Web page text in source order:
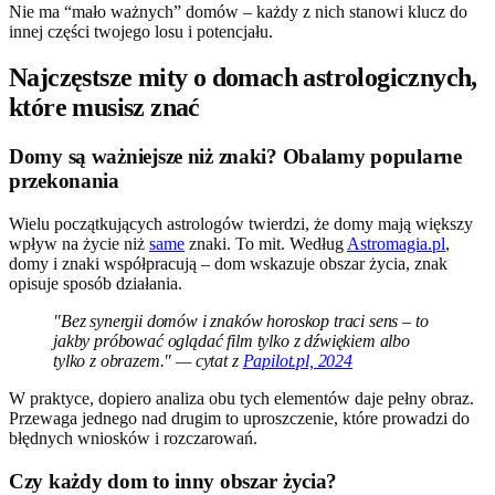
Nie ma “mało ważnych” domów – każdy z nich stanowi klucz do
innej części twojego losu i potencjału.
Najczęstsze mity o domach astrologicznych,
które musisz znać
Domy są ważniejsze niż znaki? Obalamy popularne
przekonania
Wielu początkujących astrologów twierdzi, że domy mają większy
wpływ na życie niż same znaki. To mit. Według Astromagia.pl,
domy i znaki współpracują – dom wskazuje obszar życia, znak
opisuje sposób działania.
"Bez synergii domów i znaków horoskop traci sens – to
jakby próbować oglądać film tylko z dźwiękiem albo
tylko z obrazem." — cytat z Papilot.pl, 2024
W praktyce, dopiero analiza obu tych elementów daje pełny obraz.
Przewaga jednego nad drugim to uproszczenie, które prowadzi do
błędnych wniosków i rozczarowań.
Czy każdy dom to inny obszar życia?